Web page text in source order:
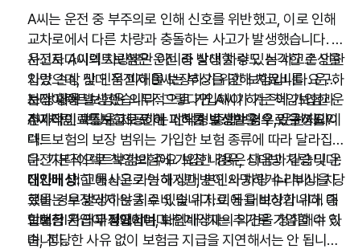
A씨는 운전 중 부주의로 인해 신호를 위반했고, 이로 인해
교차로에서 다른 차량과 충돌하는 사고가 발생했습니다. 이
사고로 A씨의 차량뿐만 아니라 상대 차량도 심각한 손상을
입었으며, 상대 운전자 B씨는 부상을 당해 치료비를 요구하
는 상황이 발생했습니다. 그렇다면 A씨가 기존에 가입한 운
전자다이렉트보험으로 이 피해를 보상받을 수 있을까요?
운전자다이렉트보험은 운전 중 발생할 수 있는 사고로 인한
차량 손상 및 인적 피해를 보장하기 위한 보험입니다. 운전
자다이렉트보험은 의무적으로 가입해야 하는 책임보험과
추가적인 보장을 제공하는 선택형 종합보험으로 구성됩니
다.
보장 내용
A씨처럼 교통사고로 인해 피해가 발생한 경우, 운전자다이
렉트보험의 보장 범위는 가입한 보험 종류에 따라 달라집니
다. 기본적으로 책임보험에 가입한 경우, 상대방 차량 및 운
전자에 대한 배상은 가능하지만, 본인의 차량 수리비나 치
료비는 보장되지 않을 수 있습니다. 이에 대비하기 위해 종
합보험 가입이 필요합니다.
운전자다이렉트보험의 주요 보장 내용은 다음과 같습니다:
대인배상:교통사고로 인해 상대방이 사망하거나 부상을 당
했을 경우 발생하는 치료비 및 위자료 등을 보상합니다. 대
인배상Ⅰ은 의무가입이며, 대인배상Ⅱ는 추가로 가입할 수 있
습니다.
보험금 지급 과정에서는 보험계약자의 의견을 청취해야 하
며, 정당한 사유 없이 보험금 지급을 지연해서는 안 됩니다.